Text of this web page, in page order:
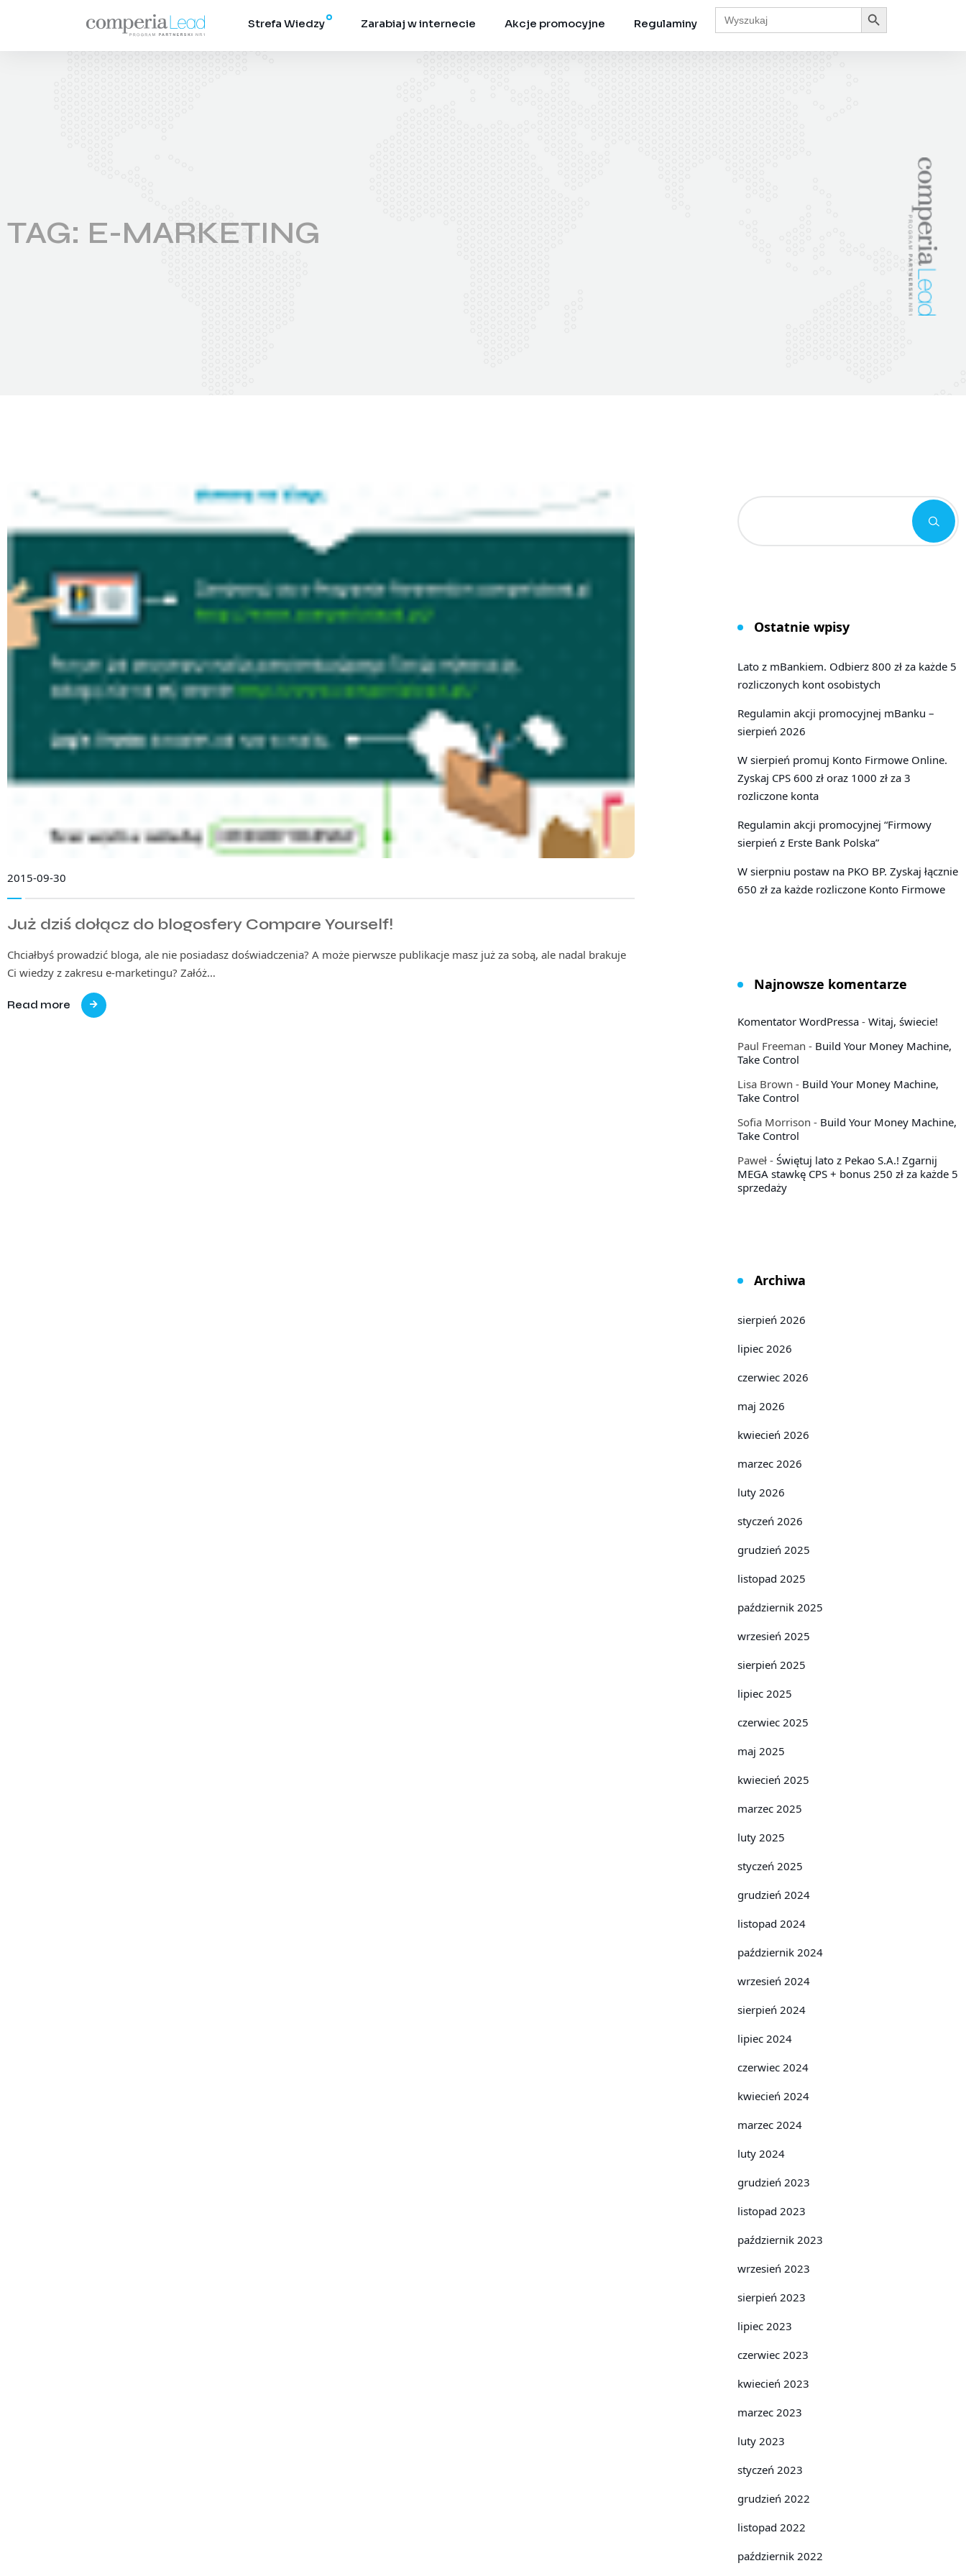
Strefa Wiedzy Zarabiaj w internecie Akcje promocyjne Regulaminy
Search
for:
Search Button
TAG: E-MARKETING
2015-09-30
Już dziś dołącz do blogosfery Compare Yourself!
Chciałbyś prowadzić bloga, ale nie posiadasz doświadczenia? A może pierwsze publikacje masz już za sobą, ale nadal brakuje
Ci wiedzy z zakresu e-marketingu? Załóż…
Read more
Ostatnie wpisy
Lato z mBankiem. Odbierz 800 zł za każde 5
rozliczonych kont osobistych
Regulamin akcji promocyjnej mBanku –
sierpień 2026
W sierpień promuj Konto Firmowe Online.
Zyskaj CPS 600 zł oraz 1000 zł za 3
rozliczone konta
Regulamin akcji promocyjnej “Firmowy
sierpień z Erste Bank Polska”
W sierpniu postaw na PKO BP. Zyskaj łącznie
650 zł za każde rozliczone Konto Firmowe
Najnowsze komentarze
Komentator WordPressa- Witaj, świecie!
Paul Freeman - Build Your Money Machine,
Take Control
Lisa Brown - Build Your Money Machine,
Take Control
Sofia Morrison - Build Your Money Machine,
Take Control
Paweł- Świętuj lato z Pekao S.A.! Zgarnij
MEGA stawkę CPS + bonus 250 zł za każde 5
sprzedaży
Archiwa
sierpień 2026
lipiec 2026
czerwiec 2026
maj 2026
kwiecień 2026
marzec 2026
luty 2026
styczeń 2026
grudzień 2025
listopad 2025
październik 2025
wrzesień 2025
sierpień 2025
lipiec 2025
czerwiec 2025
maj 2025
kwiecień 2025
marzec 2025
luty 2025
styczeń 2025
grudzień 2024
listopad 2024
październik 2024
wrzesień 2024
sierpień 2024
lipiec 2024
czerwiec 2024
kwiecień 2024
marzec 2024
luty 2024
grudzień 2023
listopad 2023
październik 2023
wrzesień 2023
sierpień 2023
lipiec 2023
czerwiec 2023
kwiecień 2023
marzec 2023
luty 2023
styczeń 2023
grudzień 2022
listopad 2022
październik 2022